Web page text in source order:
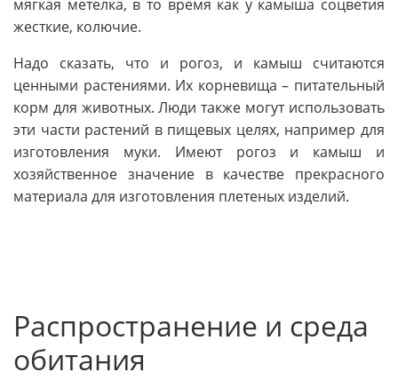
мягкая метелка, в то время как у камыша соцветия
жесткие, колючие.
Надо сказать, что и рогоз, и камыш считаются
ценными растениями. Их корневища – питательный
корм для животных. Люди также могут использовать
эти части растений в пищевых целях, например для
изготовления муки. Имеют рогоз и камыш и
хозяйственное значение в качестве прекрасного
материала для изготовления плетеных изделий.
Распространение и среда
обитания